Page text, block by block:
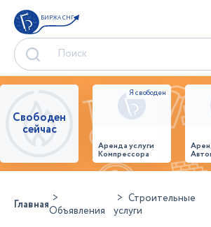
БИРЖА СНГ
Свободен
сейчас
Аренда услуги
Компрессора
ГлавнаяОбъявления
Строительные
услуги